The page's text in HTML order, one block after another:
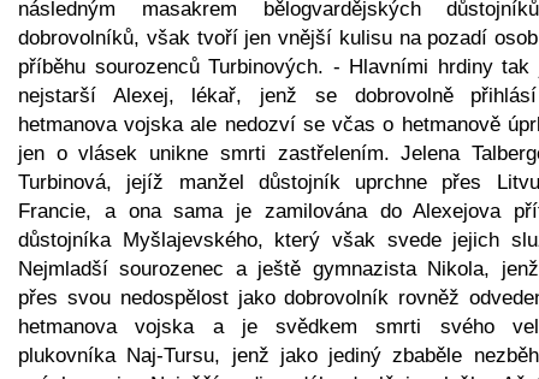
následným masakrem bělogvardějských
dobrovolníků, však tvoří jen vnější kulisu na pozadí
příběhu sourozenců Turbinových. - Hlavními hrdiny tak
nejstarší Alexej, lékař, jenž se dobrovolně
hetmanova vojska ale nedozví se včas o hetmanově
jen o vlásek unikne smrti zastřelením. Jelena
Turbinová, jejíž manžel důstojník uprchne přes
Francie, a ona sama je zamilována do Alexejova
důstojníka Myšlajevského, který však svede jejich
Nejmladší sourozenec a ještě gymnazista Nikola,
přes svou nedospělost jako dobrovolník rovněž
hetmanova vojska a je svědkem smrti svého
plukovníka Naj-Tursu, jenž jako jediný zbaběle